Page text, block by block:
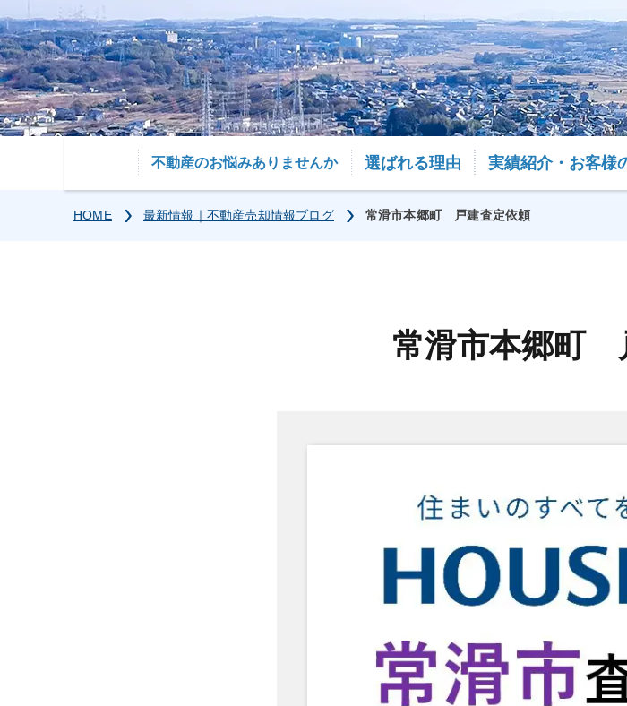
不動産のお悩みありませんか 選ばれる理由 実績紹介・お客様
HOME 最新情報｜不動産売却情報ブログ 常滑市本郷町 戸建査定依頼
常滑市本郷町